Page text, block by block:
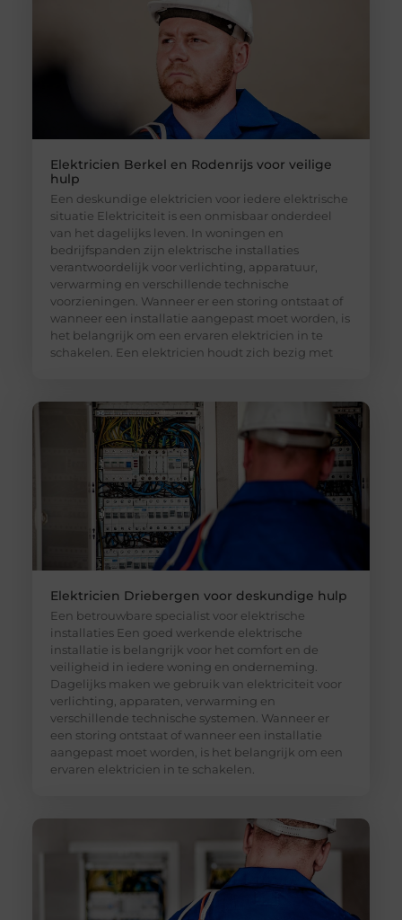
Elektricien Berkel en Rodenrijs voor veilige
hulp
Een deskundige elektricien voor iedere elektrische
situatie Elektriciteit is een onmisbaar onderdeel
van het dagelijks leven. In woningen en
bedrijfspanden zijn elektrische installaties
verantwoordelijk voor verlichting, apparatuur,
verwarming en verschillende technische
voorzieningen. Wanneer er een storing ontstaat of
wanneer een installatie aangepast moet worden, is
het belangrijk om een ervaren elektricien in te
schakelen. Een elektricien houdt zich bezig met
Elektricien Driebergen voor deskundige hulp
Een betrouwbare specialist voor elektrische
installaties Een goed werkende elektrische
installatie is belangrijk voor het comfort en de
veiligheid in iedere woning en onderneming.
Dagelijks maken we gebruik van elektriciteit voor
verlichting, apparaten, verwarming en
verschillende technische systemen. Wanneer er
een storing ontstaat of wanneer een installatie
aangepast moet worden, is het belangrijk om een
ervaren elektricien in te schakelen.